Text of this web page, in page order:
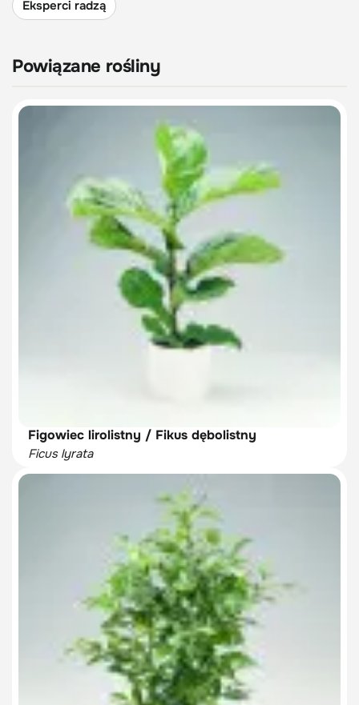
Eksperci radzą
Powiązane rośliny
Figowiec lirolistny / Fikus dębolistny
Ficus lyrata